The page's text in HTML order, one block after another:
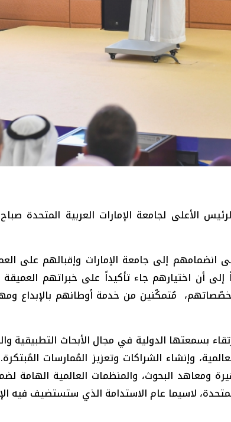
الأعلى لجامعة الإمارات العربية المتحدة
إلى جامعة الإمارات وإقبالهم على
أن اختيارهم جاء تأكيداً على خبراتهم
مُتمكّنين من خدمة أوطانهم بالإبداع
بسمعتها الدولية في مجال الأبحاث التطبيقية
وإنشاء الشراكات وتعزيز المُمارسات
ومعاهد البحوث، والمنظمات العالمية الهامة
لاسيما عام الاستدامة الذي ستستضيف فيه